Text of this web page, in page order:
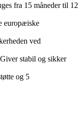
fra 15 måneder til 12
europæiske
ved
Giver stabil og sikker
og 5